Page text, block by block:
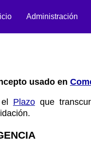
Administración
usado en
Plazoque